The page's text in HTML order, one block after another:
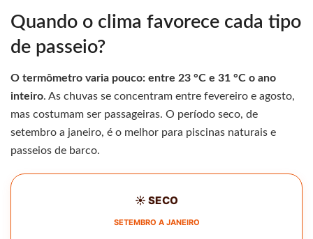
Quando o clima favorece cada tipo
de passeio?
O termômetro varia pouco: entre 23 °C e 31 °C o ano
inteiro. As chuvas se concentram entre fevereiro e agosto,
mas costumam ser passageiras. O período seco, de
setembro a janeiro, é o melhor para piscinas naturais e
passeios de barco.
☀️ SECO
SETEMBRO A JANEIRO